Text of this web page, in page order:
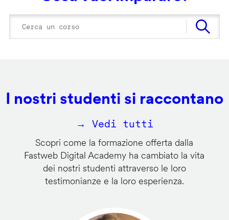
I nostri studenti si raccontano
→ Vedi tutti
Scopri come la formazione offerta dalla
Fastweb Digital Academy ha cambiato la vita
dei nostri studenti attraverso le loro
testimonianze e la loro esperienza.